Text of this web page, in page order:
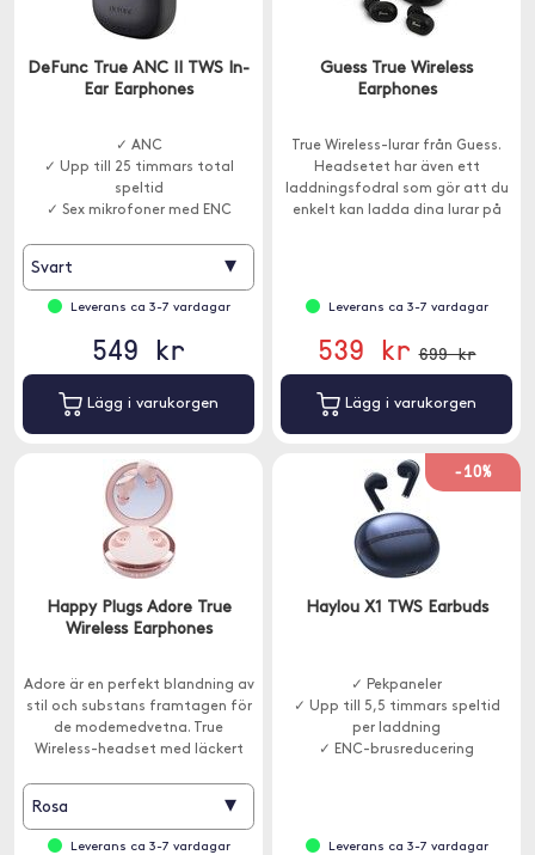
DeFunc True ANC II TWS In-
Ear Earphones
✓ ANC
✓ Upp till 25 timmars total
speltid
✓ Sex mikrofoner med ENC
Svart ▾
Leverans ca 3-7 vardagar
549 kr
Lägg i varukorgen
Guess True Wireless
Earphones
True Wireless-lurar från Guess.
Headsetet har även ett
laddningsfodral som gör att du
enkelt kan ladda dina lurar på
Leverans ca 3-7 vardagar
539 kr 699 kr
Lägg i varukorgen
Happy Plugs Adore True
Wireless Earphones
Adore är en perfekt blandning av
stil och substans framtagen för
de modemedvetna. True
Wireless-headset med läckert
Rosa ▾
Leverans ca 3-7 vardagar
-10%
Haylou X1 TWS Earbuds
✓ Pekpaneler
✓ Upp till 5,5 timmars speltid
per laddning
✓ ENC-brusreducering
Leverans ca 3-7 vardagar